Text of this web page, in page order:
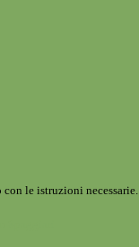
le istruzioni necessarie.